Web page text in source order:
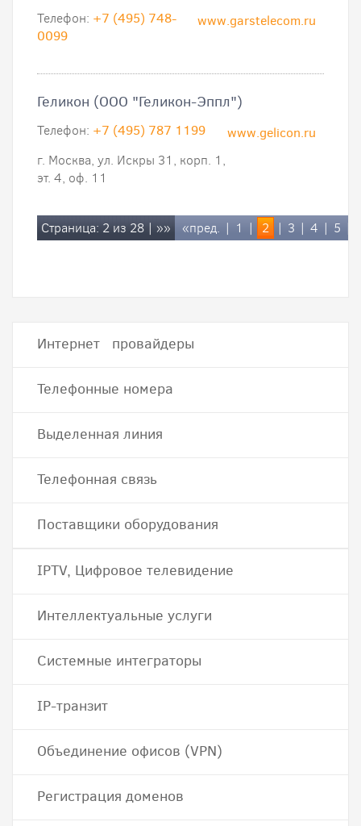
www.garstelecom.ru
Телефон: +7 (495) 748-
0099
Геликон (ООО "Геликон-Эппл")
www.gelicon.ru
Телефон: +7 (495) 787 1199
г. Москва, ул. Искры 31, корп. 1,
эт. 4, оф. 11
Страница: 2 из 28 | »» «пред. | 1 | 2 | 3 | 4 | 5
Интернет провайдеры
Телефонные номера
Выделенная линия
Телефонная связь
Поставщики оборудования
IPTV, Цифровое телевидение
Интеллектуальные услуги
Системные интеграторы
IP-транзит
Объединение офисов (VPN)
Регистрация доменов